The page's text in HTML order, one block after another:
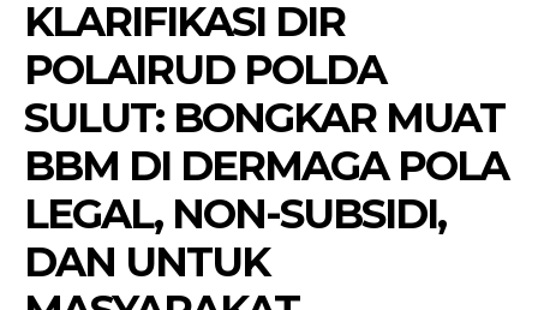
KLARIFIKASI DIR
POLAIRUD POLDA
SULUT: BONGKAR MUAT
BBM DI DERMAGA POLA
LEGAL, NON-SUBSIDI,
DAN UNTUK